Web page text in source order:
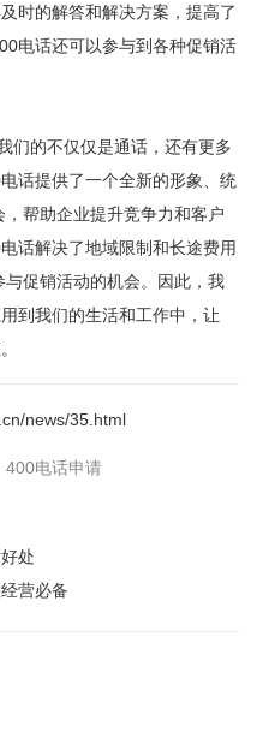
时的解答和解决方案，提高了
电话还可以参与到各种促销活
的不仅仅是通话，还有更多
话提供了一个全新的形象、统
帮助企业提升竞争力和客户
话解决了地域限制和长途费用
促销活动的机会。因此，我
到我们的生活和工作中，让
news/35.html
400电话申请
处
营必备